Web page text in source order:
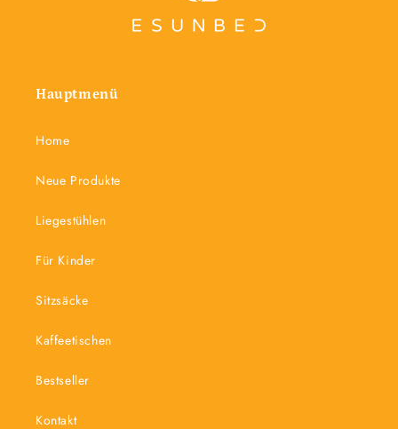
Hauptmenü
Home
Neue Produkte
Liegestühlen
Für Kinder
Sitzsäcke
Kaffeetischen
Bestseller
Kontakt